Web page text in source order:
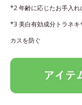
*2 年齢に応じたお手入れ
*3 美白有効成分トラネ
カスを防ぐ